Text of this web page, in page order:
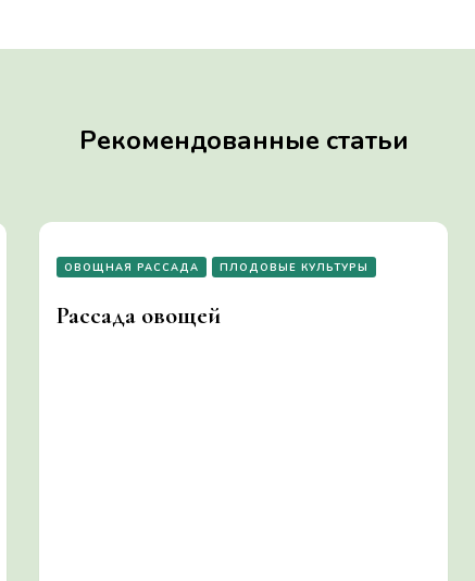
Рекомендованные статьи
ОВОЩНАЯ РАССАДА ПЛОДОВЫЕ КУЛЬТУРЫ
Рассада овощей